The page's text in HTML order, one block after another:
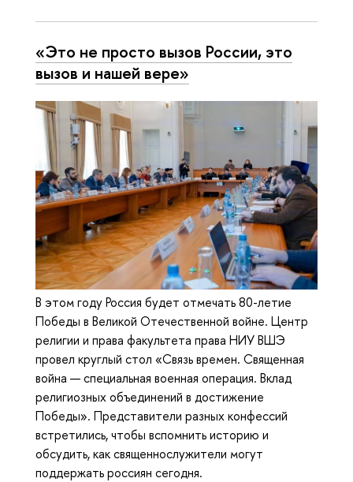
«Это не просто вызов России, это
вызов и нашей вере»
В этом году Россия будет отмечать 80-летие
Победы в Великой Отечественной войне. Центр
религии и права факультета права НИУ ВШЭ
провел круглый стол «Связь времен. Священная
война — специальная военная операция. Вклад
религиозных объединений в достижение
Победы». Представители разных конфессий
встретились, чтобы вспомнить историю и
обсудить, как священнослужители могут
поддержать россиян сегодня.